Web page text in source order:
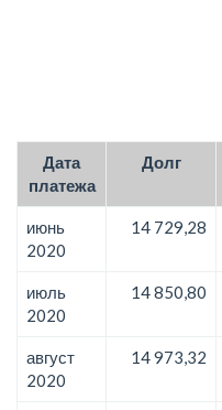
Дата
платежа
Долг
июнь
2020
14 729,28
июль
2020
14 850,80
август
2020
14 973,32